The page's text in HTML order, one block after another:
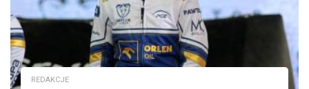
REDAKCJE